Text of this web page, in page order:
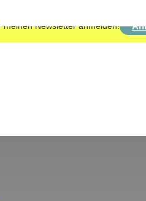
meinen Newsletter anmelden!